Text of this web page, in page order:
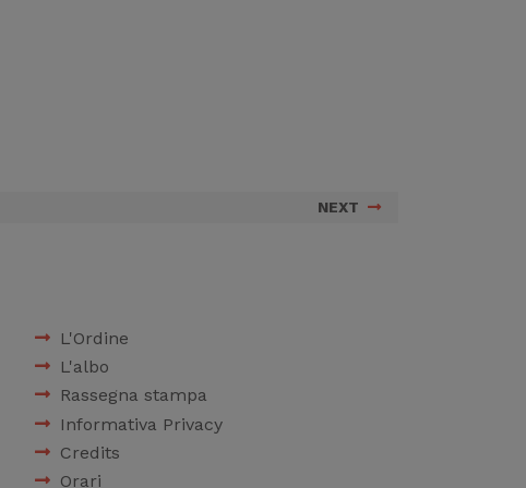
NEXT
L'Ordine
L'albo
Rassegna stampa
Informativa Privacy
Credits
Orari